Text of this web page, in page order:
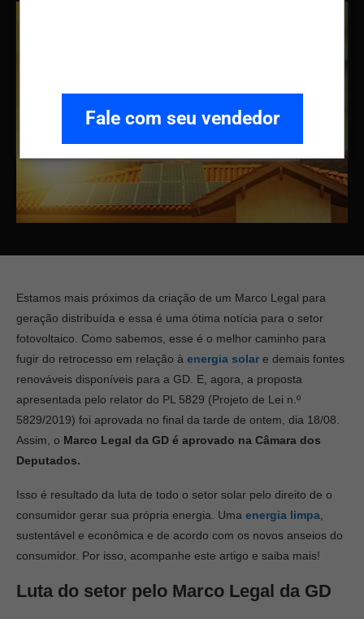
Fale com seu vendedor
Estamos mais próximos da criação de um Marco Legal para
geração distribuída e essa é uma ótima notícia para o setor
fotovoltaico. Como sabemos, esse é o melhor caminho para
fugir do retrocesso em relação à energia solar e demais fontes
renováveis disponíveis para a GD. E, agora, a proposta
apresentada pelo relator do PL 5829 (Projeto de Lei n.º
5829/2019) foi aprovada no final da tarde de ontem, dia 18/08.
Assim, o Marco Legal da GD é aprovado na Câmara dos
Deputados.
Isso é resultado da luta de todo o setor solar pelo direito de o
consumidor gerar sua própria energia. Uma energia limpa
sustentável e econômica e de acordo com os novos anseios do
consumidor. Por isso, acompanhe este artigo e saiba mais!
Luta do setor pelo Marco Legal da GD